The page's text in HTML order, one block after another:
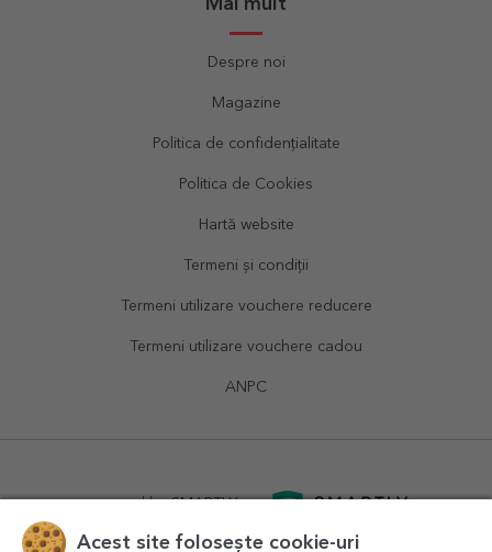
Mai mult
Despre noi
Magazine
Politica de confidențialitate
Politica de Cookies
Hartă website
Termeni și condiții
Termeni utilizare vouchere reducere
Termeni utilizare vouchere cadou
ANPC
powered bySMARTLY.ro
Acest site folosește cookie-uri